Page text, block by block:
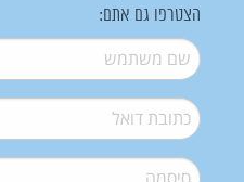
הצטרפו גם אתם:
שם משתמש*
דואל*
סיסמה*